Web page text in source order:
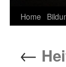
Home
←